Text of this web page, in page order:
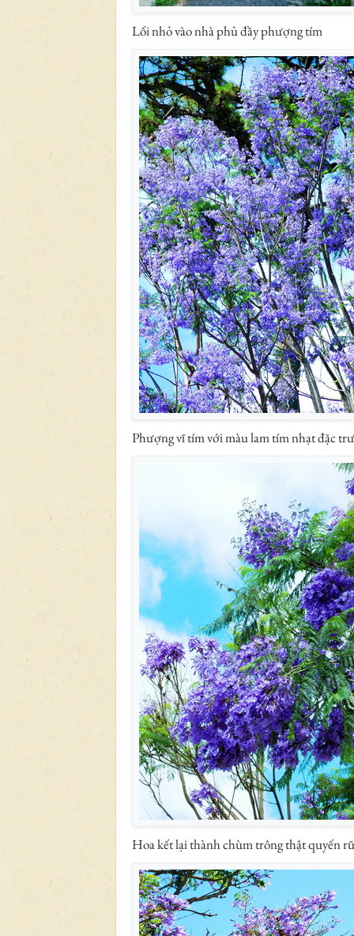
Lối nhỏ vào nhà phủ đầy phượng tím
Phượng vĩ tím với màu lam tím nhạt đặc
Hoa kết lại thành chùm trông thật quyến rũ